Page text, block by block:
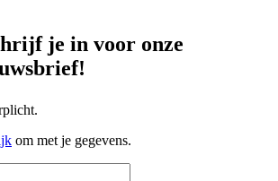
je in voor onze
om met je gegevens.